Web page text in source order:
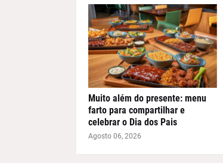
Muito além do presente: menu
farto para compartilhar e
celebrar o Dia dos Pais
Agosto 06, 2026